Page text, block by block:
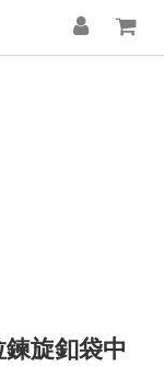
旋釦袋中